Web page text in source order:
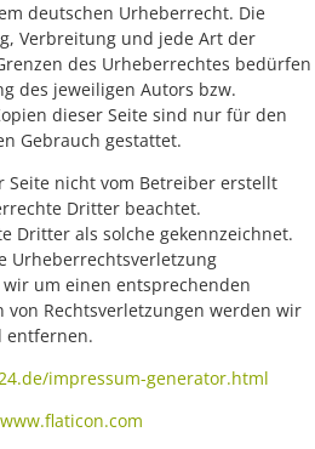
deutschen Urheberrecht. Die
Verbreitung und jede Art der
des Urheberrechtes bedürfen
des jeweiligen Autors bzw.
dieser Seite sind nur für den
Gebrauch gestattet.
Seite nicht vom Betreiber erstellt
Dritter beachtet.
Dritter als solche gekennzeichnet.
Urheberrechtsverletzung
um einen entsprechenden
von Rechtsverletzungen werden wir
entfernen.
impressum-generator.html
www.flaticon.com